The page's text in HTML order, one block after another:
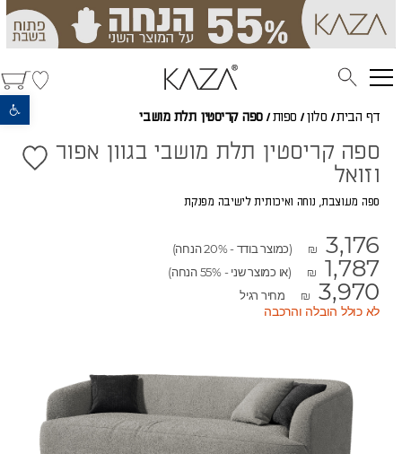
פתח סרגל נגישות
דף הבית/ סלון / ספות / ספה קריסטין תלת מושבי
ספה קריסטין תלת מושבי בגוון אפור
וזואל
ספה מעוצבת, נוחה ואיכותית לישיבה מפנקת
₪ 3,176 (כמוצר בודד - 20% הנחה)
₪ 1,787 (או כמוצר שני - 55% הנחה)
₪ 3,970 מחיר רגיל
לא כולל הובלה והרכבה